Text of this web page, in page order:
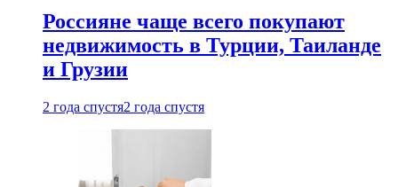
Россияне чаще всего покупают
недвижимость в Турции, Таиланде
и Грузии
2 года спустя2 года спустя